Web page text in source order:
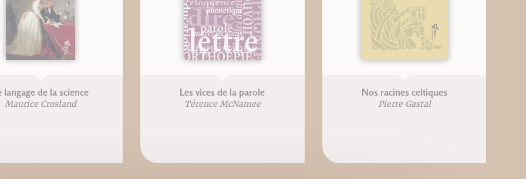
langage de la science
Maurice Crosland
Les vices de la parole
Térence McNamee
Nos racines celtiques
Pierre Gastal